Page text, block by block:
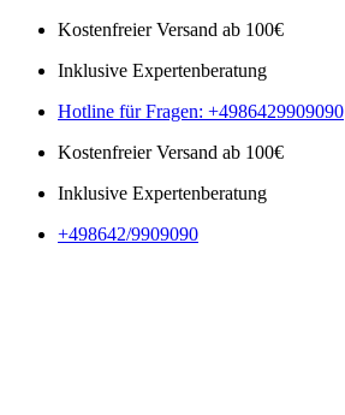
Kostenfreier Versand ab 100€
Inklusive Expertenberatung
Hotline für Fragen: +4986429909090
Kostenfreier Versand ab 100€
Inklusive Expertenberatung
+498642/9909090